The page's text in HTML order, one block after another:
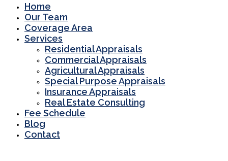
Home
Our Team
Coverage Area
Services
Residential Appraisals
Commercial Appraisals
Agricultural Appraisals
Special Purpose Appraisals
Insurance Appraisals
Real Estate Consulting
Fee Schedule
Blog
Contact